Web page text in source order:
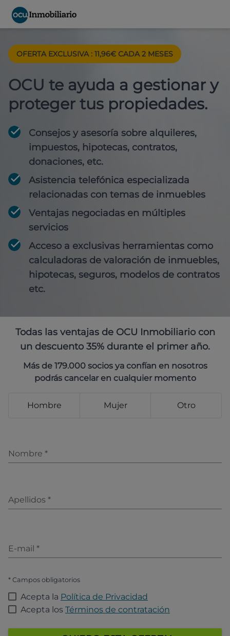
OFERTA EXCLUSIVA : 11,96€ CADA 2 MESES
OCU te ayuda a gestionar y
proteger tus propiedades.
Consejos y asesoría sobre alquileres,
impuestos, hipotecas, contratos,
donaciones, etc.
Asistencia telefónica especializada
relacionadas con temas de inmuebles
Ventajas negociadas en múltiples
servicios
Acceso a exclusivas herramientas como
calculadoras de valoración de inmuebles,
hipotecas, seguros, modelos de contratos
etc.
Todas las ventajas de OCU Inmobiliario con
un descuento 35% durante el primer año.
Más de 179.000 socios ya confían en nosotros
podrás cancelar en cualquier momento
Hombre Mujer Otro
Nombre *
Apellidos *
E-mail *
* Campos obligatorios
Acepta la Política de Privacidad
Acepta los Términos de contratación